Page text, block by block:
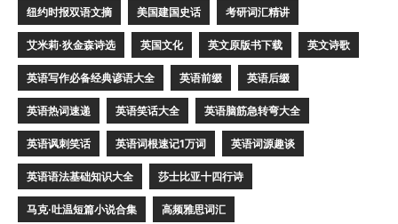
纽约时报双语文摘 美国建国史话 考研词汇精讲
艾米莉·狄金森诗选 英国文化 英文原版书下载 英文诗歌
英语写作必备经典谚语大全 英语前缀 英语后缀
英语热词速递 英语笑话大全 英语脑筋急转弯大全
英语讽刺笑话 英语词根速记1万词 英语词源趣谈
英语语法基础知识大全 莎士比亚十四行诗
马克·吐温短篇小说合集 高频雅思词汇